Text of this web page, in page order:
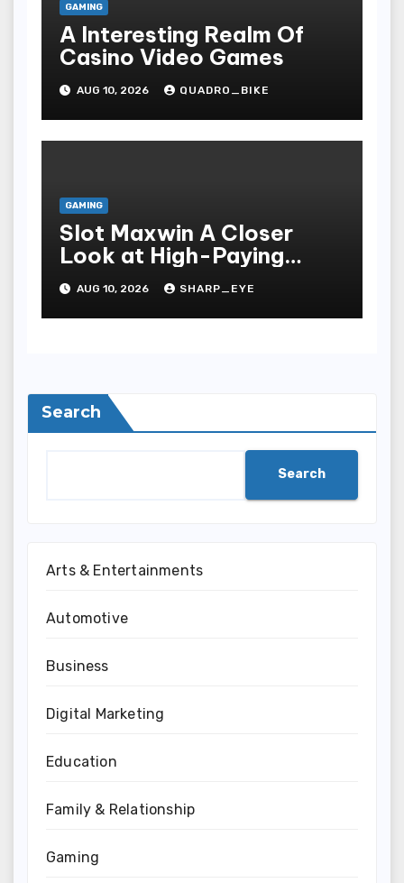
GAMING
A Interesting Realm Of
Casino Video Games
AUG 10, 2026 QUADRO_BIKE
GAMING
Slot Maxwin A Closer
Look at High-Paying
Games
AUG 10, 2026 SHARP_EYE
Search
Search
Arts & Entertainments
Automotive
Business
Digital Marketing
Education
Family & Relationship
Gaming